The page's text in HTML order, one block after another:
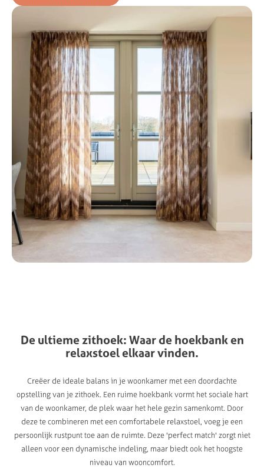
De ultiemezithoek: Waar de hoekbank en
relaxstoel elkaarvinden.
Creëer de ideale balans in je woonkamer met een doordachte
opstelling van je zithoek. Een ruime hoekbank vormt het sociale hart
van de woonkamer, de plek waar het hele gezin samenkomt. Door
deze te combineren met een comfortabele relaxstoel, voeg je een
persoonlijk rustpunt toe aan de ruimte. Deze 'perfect match' zorgt niet
alleen voor een dynamische indeling, maar biedt ook het hoogste
niveau van wooncomfort.